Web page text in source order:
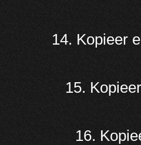
14. Kopieer
15.
16.